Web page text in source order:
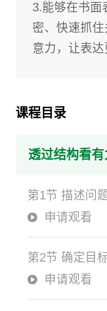
3.能够在书面
密、快速抓
意力，让表达
课程目录
透过结构看
第1节 描述问
申请观看
第2节 确定目
申请观看